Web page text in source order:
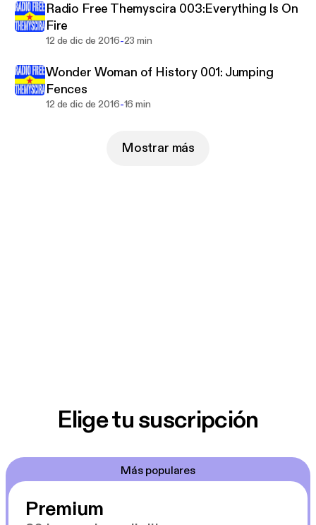
Radio Free Themyscira 003:Everything Is On
Fire
12 de dic de 2016-23 min
Wonder Woman of History 001: Jumping
Fences
12 de dic de 2016-16 min
Mostrar más
Elige tu suscripción
Más populares
Premium